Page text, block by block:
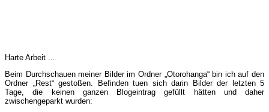
Harte Arbeit ...
Beim Durchschauen meiner Bilder im Ordner „Otorohanga“ bin ich auf den
Ordner „Rest“ gestoßen. Befinden tuen sich darin Bilder der letzten 5
Tage, die keinen ganzen Blogeintrag gefüllt hätten und daher
zwischengeparkt wurden: